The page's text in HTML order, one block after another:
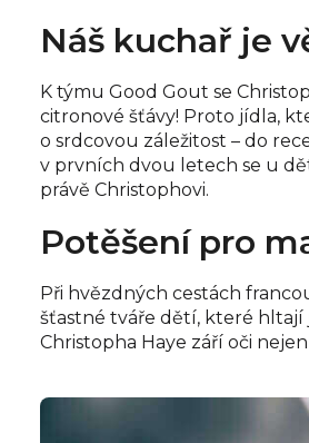
Náš kuchař je
K týmu Good Gout se
citronové šťávy! Proto jídla,
o srdcovou záležitost – do
v prvních dvou letech se u
právě Christophovi.
Potěšení pro
Při hvězdných cestách
šťastné tváře dětí, které hltají
Christopha Haye září oči